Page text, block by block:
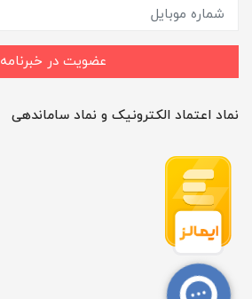
عضویت در خبرنامه
نماد اعتماد الکترونیک و نماد ساماندهی